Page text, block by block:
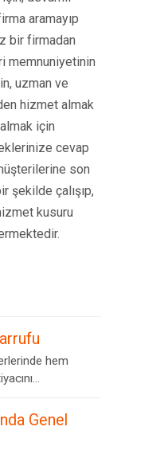
aramayıp
bir firmadan
memnuniyetinin
uzman ve
hizmet almak
için
cevap
son
şekilde çalışıp,
kusuru
hem
Genel